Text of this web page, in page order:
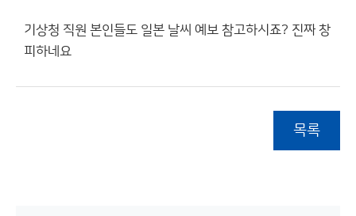
기상청 직원 본인들도 일본 날씨 예보 참고하시죠? 진짜 창
피하네요
목록